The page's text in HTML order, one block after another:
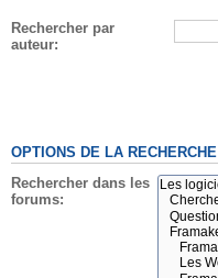
Rechercher par
auteur:
OPTIONS DE LA RECHERCHE
Rechercher dans les
forums: